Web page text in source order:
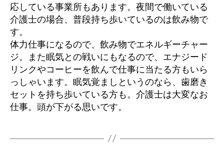
応している事業所もあります。夜間で働いている
介護士の場合、普段持ち歩いているのは飲み物で
す。
体力仕事になるので、飲み物でエネルギーチャー
ジ。また眠気との戦いにもなるので、エナジード
リンクやコーヒーを飲んで仕事に当たる方もいら
っしゃいます。眠気覚ましというのなら、歯磨き
セットを持ち歩いている方も。介護士は大変なお
仕事。頭が下がる思いです。